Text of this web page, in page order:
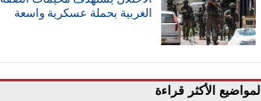
الغربية بحملة عسكرية واسعة
المواضيع الأكثر قراءة